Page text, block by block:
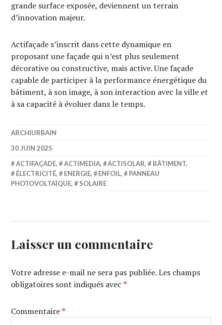
grande surface exposée, deviennent un terrain
d’innovation majeur.
Actifaçade s’inscrit dans cette dynamique en
proposant une façade qui n’est plus seulement
décorative ou constructive, mais active. Une façade
capable de participer à la performance énergétique du
bâtiment, à son image, à son interaction avec la ville et
à sa capacité à évoluer dans le temps.
ARCHIURBAIN
30 JUIN 2025
ACTIFAÇADE, ACTIMEDIA, ACTISOLAR, BÂTIMENT,
ÉLECTRICITÉ, ENERGIE, ENFOIL,
PANNEAU
PHOTOVOLTAÏQUE, SOLAIRE
Laisser un commentaire
Votre adresse e-mail ne sera pas publiée. Les champs
obligatoires sont indiqués avec*
Commentaire*